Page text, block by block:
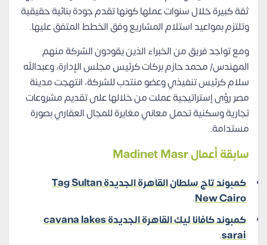
ثقة كبيرة خلال سنوات عملها كونها تقدم جودة بنائية حقيقية
وتلتزم بمواعيد استلام المشاريع وفق الخطط المتفق عليها.
ومع تواجد فريق من الخبراء الذين يقودون الشركة منهم
المهندس/ محمد حازم بركات كرئيس مجلس الإدارة، وعبدالله
سلام كرئيس تنفيذي وعضو منتدب للشركة، انتهجت مدينة
مصر رؤى إستراتيجية عملت من خلالها على تقديم مشروعات
تجارية وسكنية تحمل معاني مغايرة للمجال العقاري بصورة
مستدامة.
سابقة أعمال Madinet Masr
كمبوند تاج سلطان القاهرة الجديدة Tag Sultan
New Cairo
.
كمبوند كافانا ليك القاهرة الجديدة cavana lakes
sarai
.